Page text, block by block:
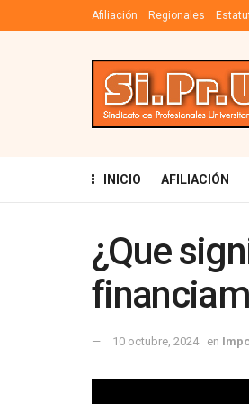
Afiliación Regionales
INICIO AFILIACIÓN
¿Que
10 octubre, 2024 en